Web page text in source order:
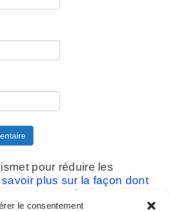
le consentement
pour réduire les
savoir plus sur la façon dont
commentaires sont